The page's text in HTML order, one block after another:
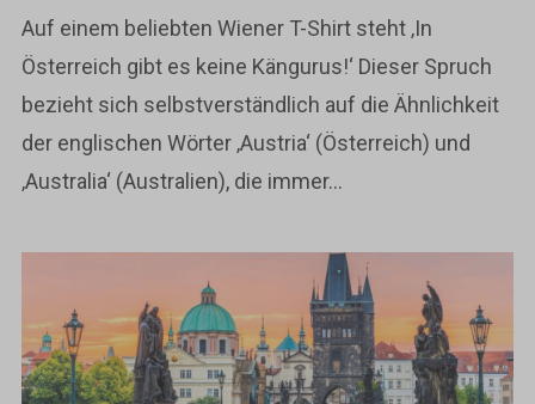
Auf einem beliebten Wiener T-Shirt steht ‚In
Österreich gibt es keine Kängurus!‘ Dieser Spruch
bezieht sich selbstverständlich auf die Ähnlichkeit
der englischen Wörter ‚Austria‘ (Österreich) und
‚Australia‘ (Australien), die immer...